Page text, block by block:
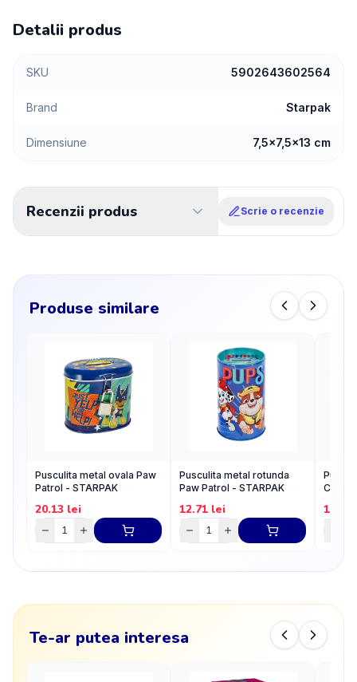
Detalii produs
SKU 5902643602564
Brand Starpak
Dimensiune 7,5x7,5x13 cm
Recenzii produs Scrie o recenzie
Produse similare
Pusculita metal ovala Paw
Patrol - STARPAK
20.13 lei
Pusculita metal rotunda
Paw Patrol - STARPAK
12.71 lei
Cats -
15.05
Te-ar putea interesa